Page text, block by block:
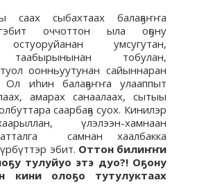
саах сыбахтаах балаҕаҥҥа
оччоттон ыла оҕону
остуоруйанан умсугутан,
таабырынынан тобулан,
оонньуутунан сайыннаран
Ол иһин балаҕаҥҥа улааппыт
амарах санаалаах, сытыы
саарбаҕа суох. Кинилэр
үлэлээн-хамнаан
самнан хаалбакка
эбит. Оттон билиҥҥи
тулуйуо этэ дуо?! Оҕону
кини олоҕо тутулуктаах